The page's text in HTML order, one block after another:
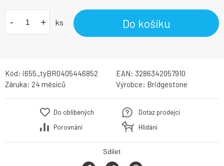
- + ks Do košíku
Kód: i655_tyBR0405446852 EAN: 3286342057910
Záruka: 24 měsíců Výrobce: Bridgestone
Do oblíbených
Porovnání
Dotaz prodejci
Hlídání
Sdílet